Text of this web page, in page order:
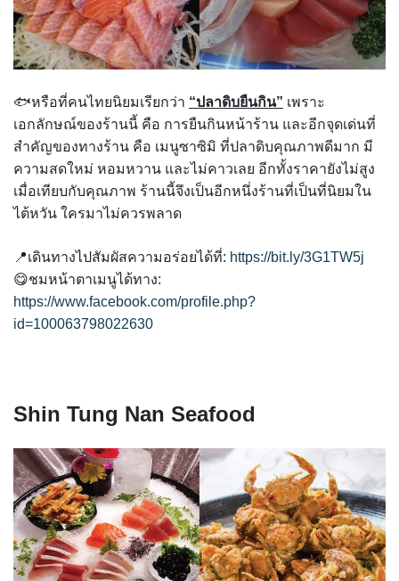
🐟หรือที่คนไทยนิยมเรียกว่า “ปลาดิบยืนกิน” เพราะ
เอกลักษณ์ของร้านนี้ คือ การยืนกินหน้าร้าน และอีกจุดเด่นที่
สำคัญของทางร้าน คือ เมนูซาซิมิ ที่ปลาดิบคุณภาพดีมาก มี
ความสดใหม่ หอมหวาน และไม่คาวเลย อีกทั้งราคายังไม่สูง
เมื่อเทียบกับคุณภาพ ร้านนี้จึงเป็นอีกหนึ่งร้านที่เป็นที่นิยมใน
ไต้หวัน ใครมาไม่ควรพลาด
📍เดินทางไปสัมผัสความอร่อยได้ที่: https://bit.ly/3G1TW5j
😋ชมหน้าตาเมนูได้ทาง:
https://www.facebook.com/profile.php?
id=100063798022630
Shin Tung Nan Seafood